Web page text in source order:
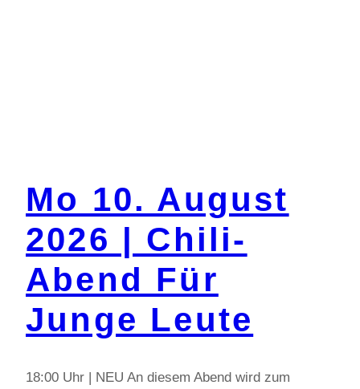
Mo 10. August
2026 | Chili-
Abend Für
Junge Leute
18:00 Uhr | NEU An diesem Abend wird zum